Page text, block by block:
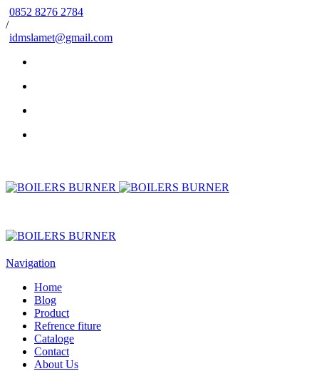
0852 8276 2784
/
idmslamet@gmail.com
Navigation
Home
Blog
Product
Refrence fiture
Cataloge
Contact
About Us